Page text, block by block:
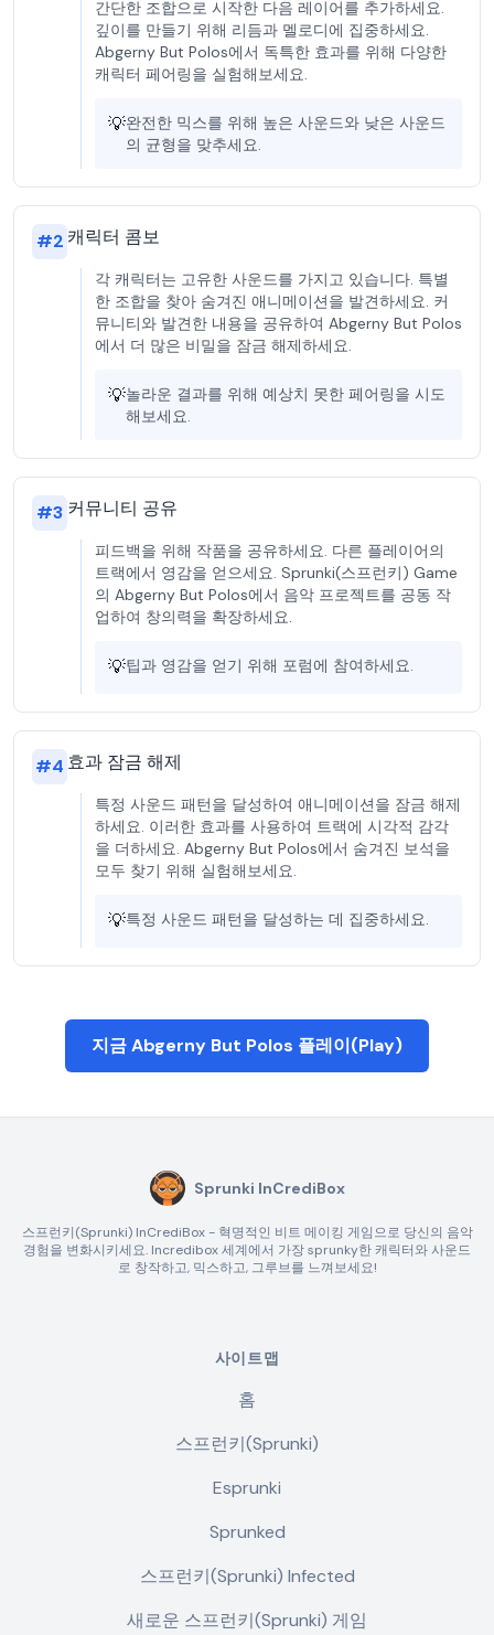
간단한 조합으로 시작한 다음 레이어를 추가하세요.
깊이를 만들기 위해 리듬과 멜로디에 집중하세요.
Abgerny But Polos에서 독특한 효과를 위해 다양한
캐릭터 페어링을 실험해보세요.
💡완전한 믹스를 위해 높은 사운드와 낮은 사운드
의 균형을 맞추세요.
#2 캐릭터 콤보
각 캐릭터는 고유한 사운드를 가지고 있습니다. 특별
한 조합을 찾아 숨겨진 애니메이션을 발견하세요. 커
뮤니티와 발견한 내용을 공유하여 Abgerny But Polos
에서 더 많은 비밀을 잠금 해제하세요.
💡놀라운 결과를 위해 예상치 못한 페어링을 시도
해보세요.
#3 커뮤니티 공유
피드백을 위해 작품을 공유하세요. 다른 플레이어의
트랙에서 영감을 얻으세요. Sprunki(스프런키) Game
의 Abgerny But Polos에서 음악 프로젝트를 공동 작
업하여 창의력을 확장하세요.
💡팁과 영감을 얻기 위해 포럼에 참여하세요.
#4 효과 잠금 해제
특정 사운드 패턴을 달성하여 애니메이션을 잠금 해제
하세요. 이러한 효과를 사용하여 트랙에 시각적 감각
을 더하세요. Abgerny But Polos에서 숨겨진 보석을
모두 찾기 위해 실험해보세요.
💡특정 사운드 패턴을 달성하는 데 집중하세요.
지금 Abgerny But Polos 플레이(Play)
Sprunki InCrediBox
스프런키(Sprunki) InCrediBox - 혁명적인 비트 메이킹 게임으로 당신의 음악
경험을 변화시키세요. Incredibox 세계에서 가장 sprunky한 캐릭터와 사운드
로 창작하고, 믹스하고, 그루브를 느껴보세요!
사이트맵
홈
스프런키(Sprunki)
Esprunki
Sprunked
스프런키(Sprunki) Infected
새로운 스프런키(Sprunki) 게임